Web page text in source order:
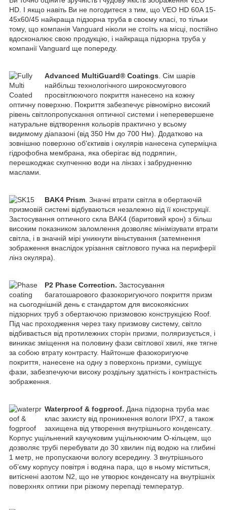
HD. І якщо навіть Ви не погодитеся з тим, що VEO HD 60A 15-
45x60/45 найкраща підзорна труба в своєму класі, то тільки
тому, що компанія Vanguard ніколи не стоїть на місці, постійно
вдосконалює свою продукцію, і найкраща підзорна труба у
компанії Vanguard ще попереду.
Advanced MultiGuard® Coatings . Сім шарів
найбільш технологічного широкосмугового
просвітлюючого покриття нанесено на кожну
оптичну поверхню. Покриття забезпечує рівномірно високий
рівень світлопропускання оптичної системи і неперевершене
натуральне відтворення кольорів практично у всьому
видимому діапазоні (від 350 Нм до 700 Нм). Додатково на
зовнішню поверхню об'єктивів і окулярів нанесена суперміцна
гідрофобна мембрана, яка оберігає від подряпин,
перешкоджає скупченню води на лінзах і забрудненню
маслами.
BAK4 Prism Значні втрати світла в обертаючій
призмовій системі відбуваються незалежно від її конструкції.
Застосування оптичного скла BAK4 (баритовий крон) з більш
високим показником заломлення дозволяє мінімізувати втрати
світла, і в значній мірі уникнути віньєтування (затемнення
зображення внаслідок урізання світлового пучка на периферії
лінз окуляра).
P2 Phase Correction. Застосування
багатошарового фазокоригуючого покриття призм
на сьогоднішній день є стандартом для високоякісних
підзорних труб з обертаючою призмовою конструкцією Roof.
Під час проходження через таку призмову систему, світло
відбивається від протилежних сторін призми, поляризується, і
виникає зміщення на половину фази світлової хвилі, яке тягне
за собою втрату контрасту. Найтонше фазокоригуюче
покриття, нанесене на одну з поверхонь призми, суміщує
фази, забезпечуючи високу роздільну здатність і контрастність
зображення.
Waterproof & fogproof. Дана підзорна труба має
клас захисту від проникнення вологи IPX7, а також
захищена від утворення внутрішнього конденсату.
Корпус ущільнений каучуковим ущільнюючим O-кільцем, що
дозволяє трубі перебувати до 30 хвилин під водою на глибині
1 метр, не пропускаючи вологу всередину. З внутрішнього
об’єму корпусу повітря і водяна пара, що в ньому міститься,
витіснені азотом N2, що не утворює конденсату на внутрішніх
поверхнях оптики при різкому перепаді температур.